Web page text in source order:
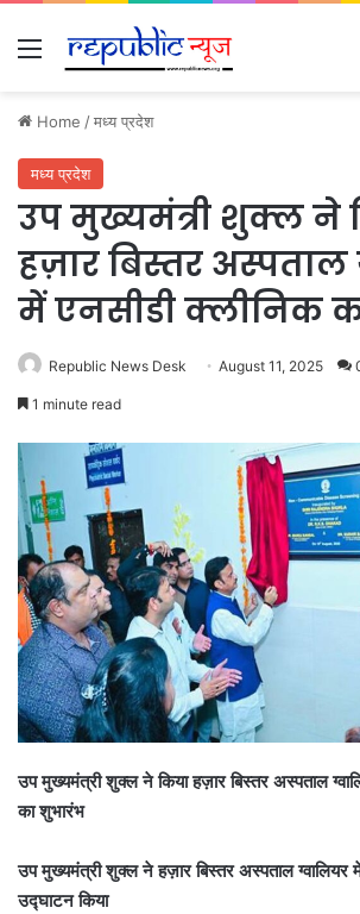
Menu
Home /मध्य प्रदेश
मध्य प्रदेश
उप मुख्यमंत्री शुक्ल ने
हज़ार बिस्तर अस्पताल
में एनसीडी क्लीनिक
Republic News Desk August 11, 2025
1 minute read
उप मुख्यमंत्री शुक्ल ने किया हज़ार बिस्तर अस्पताल
का शुभारंभ
उप मुख्यमंत्री शुक्ल ने हज़ार बिस्तर अस्पताल ग्वालियर
उद्घाटन किया